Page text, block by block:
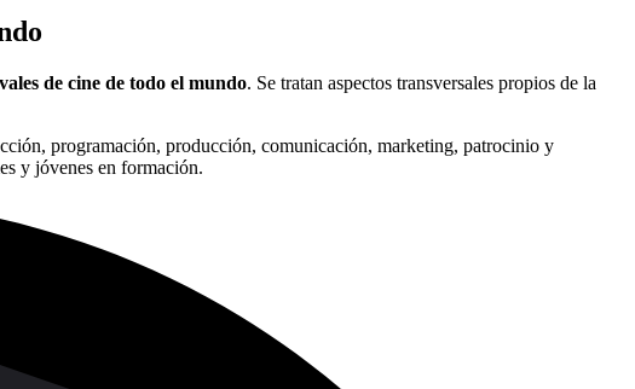
de cine de todo el mundo. Se tratan aspectos transversales propios de la
programación, producción, comunicación, marketing, patrocinio y
y jóvenes en formación.